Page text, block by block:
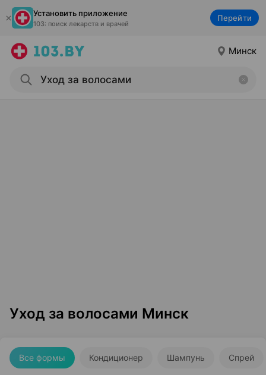
Установить приложение
103: поиск лекарств и врачей
Перейти
Минск
Уход за волосами Минск
Все формы Кондиционер Шампунь Спрей